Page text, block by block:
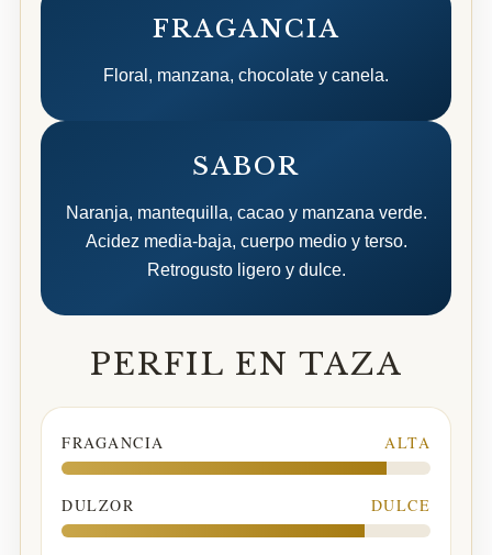
FRAGANCIA
Floral, manzana, chocolate y canela.
SABOR
Naranja, mantequilla, cacao y manzana verde.
Acidez media-baja, cuerpo medio y terso.
Retrogusto ligero y dulce.
PERFIL EN TAZA
FRAGANCIA ALTA
DULZOR DULCE